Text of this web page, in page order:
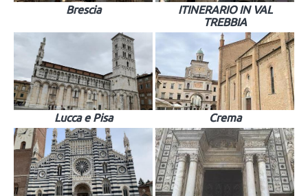
Brescia
ITINERARIO IN VAL
TREBBIA
Lucca e Pisa Crema